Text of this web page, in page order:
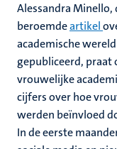
Alessandra Minello,
beroemdeartikel
academische
gepubliceerd, praat
vrouwelijke
cijfers over hoe
werden beïnvloed
In de eerste